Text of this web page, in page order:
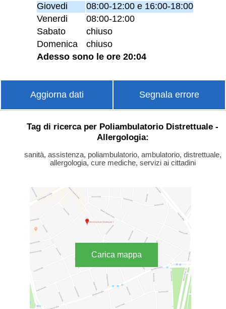
Giovedi
08:00-12:00 e 16:00-18:00
Venerdi
08:00-12:00
Sabato
chiuso
Domenica
chiuso
Adesso sono le ore 20:04
Aggiorna dati Segnala errore
Tag di ricerca per Poliambulatorio Distrettuale -
Allergologia:
sanità, assistenza, poliambulatorio, ambulatorio, distrettuale,
allergologia, cure mediche, servizi ai cittadini
Carica mappa